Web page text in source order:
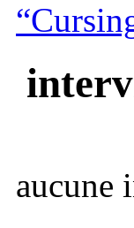
aucune